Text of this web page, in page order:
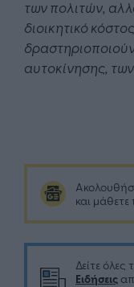
των πολιτών,
διοικητικό
αυτοκίνησης,
και
Δείτε όλες
Ειδήσεις